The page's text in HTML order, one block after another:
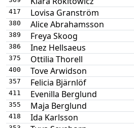
417 Lovisa Granström
380 Alice Abrahamsson
389 Freya Skoog
386 Inez Hellsaeus
375 Ottilia Thorell
400 Tove Arwidson
357 Felicia Bjärnlöf
411 Evenilla Berglund
355 Maja Berglund
418 Ida Karlsson